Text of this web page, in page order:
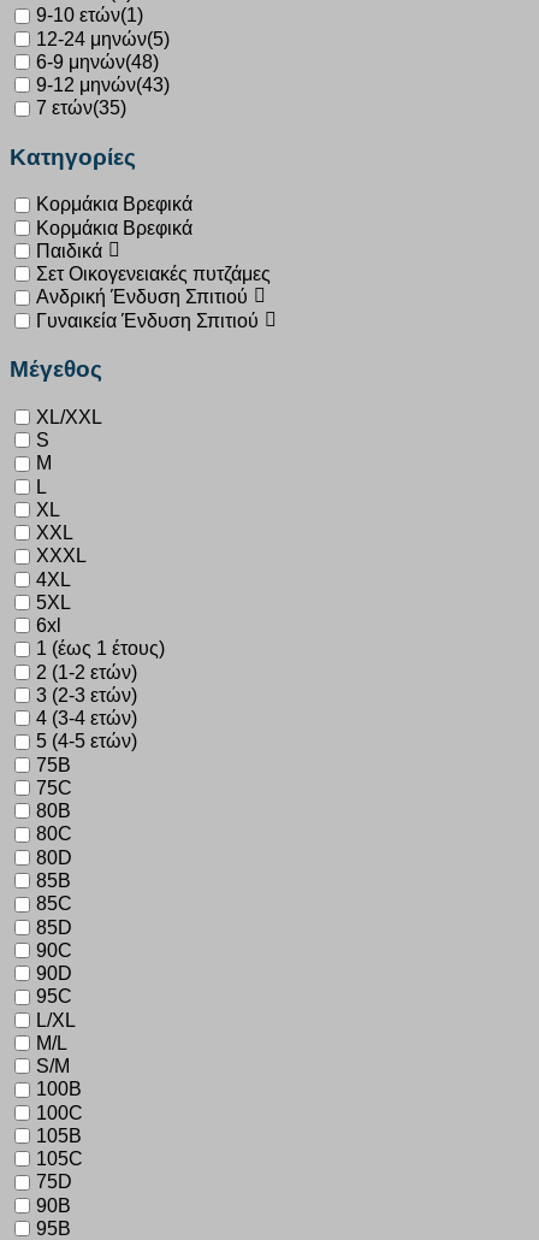
9-10 ετών(1)
12-24 μηνών(5)
6-9 μηνών(48)
9-12 μηνών(43)
7 ετών(35)
Κατηγορίες
Κορμάκια Βρεφικά
Κορμάκια Βρεφικά
Παιδικά
Σετ Οικογενειακές πυτζάμες
Ανδρική Ένδυση Σπιτιού
Γυναικεία Ένδυση Σπιτιού
Μέγεθος
XL/XXL
S
M
L
XL
XXL
XXXL
4XL
5XL
6xl
1 (έως 1 έτους)
2 (1-2 ετών)
3 (2-3 ετών)
4 (3-4 ετών)
5 (4-5 ετών)
75B
75C
80B
80C
80D
85B
85C
85D
90C
90D
95C
L/XL
M/L
S/M
100B
100C
105B
105C
75D
90B
95B